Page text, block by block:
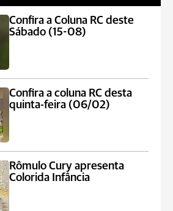
Confira a Coluna RC deste
Sábado (15-08)
Confira a coluna RC desta
quinta-feira (06/02)
Rômulo Cury apresenta
Colorida Infância